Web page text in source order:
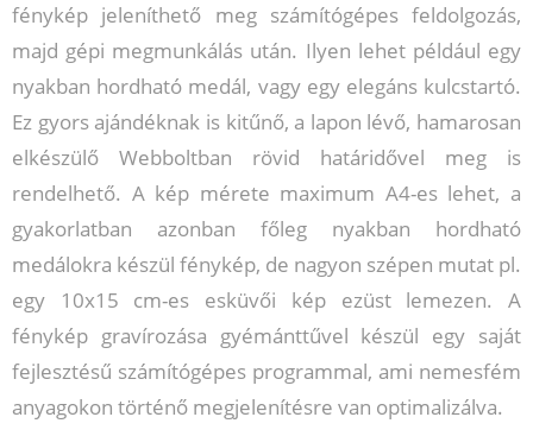
fénykép jeleníthető meg számítógépes feldolgozás,
majd gépi megmunkálás után. Ilyen lehet például egy
nyakban hordható medál, vagy egy elegáns kulcstartó.
Ez gyors ajándéknak is kitűnő, a lapon lévő, hamarosan
elkészülő Webboltban rövid határidővel meg is
rendelhető. A kép mérete maximum A4-es lehet, a
gyakorlatban azonban főleg nyakban hordható
medálokra készül fénykép, de nagyon szépen mutat pl.
egy 10x15 cm-es esküvői kép ezüst lemezen. A
fénykép gravírozása gyémánttűvel készül egy saját
fejlesztésű számítógépes programmal, ami nemesfém
anyagokon történő megjelenítésre van optimalizálva.